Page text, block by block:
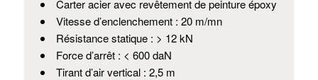
Carter acier avec revêtement de peinture époxy
Vitesse d’enclenchement : 20 m/mn
Résistance statique : > 12 kN
Force d’arrêt : < 600 daN
Tirant d’air vertical : 2,5 m